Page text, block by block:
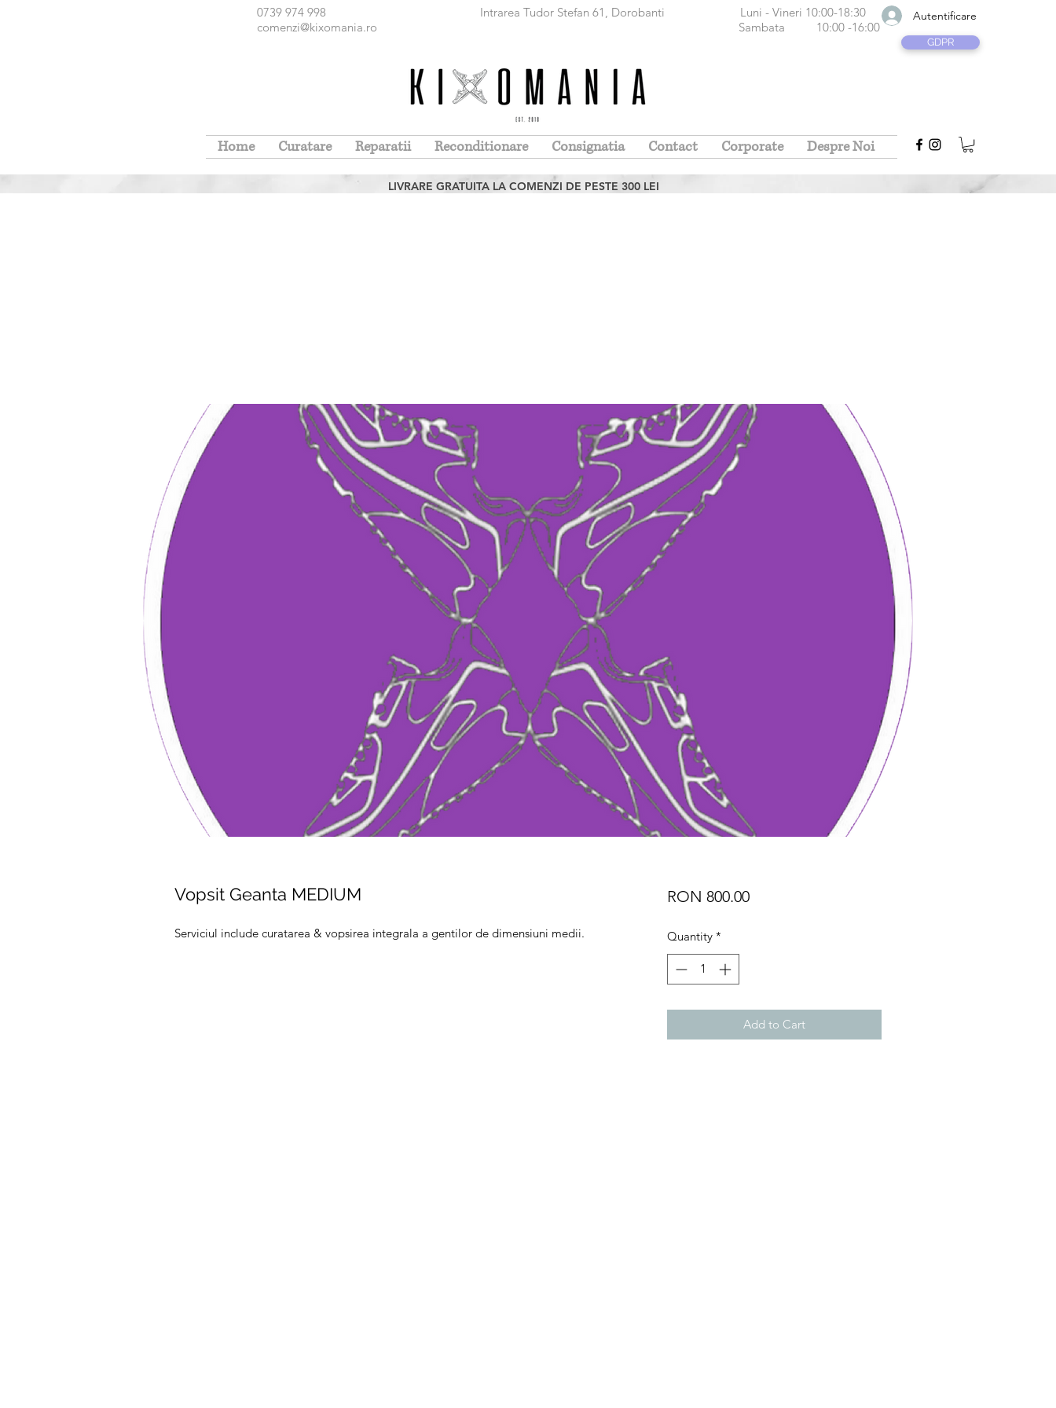
0739 974 998 Intrarea Tudor Stefan 61, Dorobanti Luni - Vineri 10:00-18:30
comenzi@kixomania.ro Sambata 10:00 -16:00
Autentificare
GDPR
Home Curatare Reparatii Reconditionare Consignatia Contact Corporate Despre Noi
LIVRARE GRATUITA LA COMENZI DE PESTE 300 LEI
Vopsit Geanta MEDIUM
Serviciul include curatarea & vopsirea integrala a gentilor de dimensiuni medii.
RON 800.00Price
Quantity *
Add to Cart